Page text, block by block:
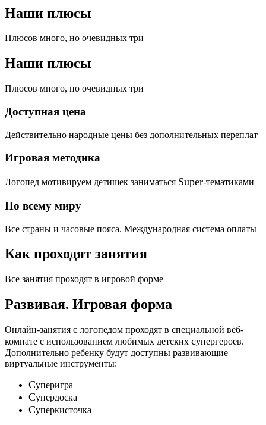
Наши плюсы
Плюсов много, но очевидных три
Наши плюсы
Плюсов много, но очевидных три
Доступная цена
Действительно народные цены без дополнительных переплат
Игровая методика
Логопед мотивируем детишек заниматься Super-тематиками
По всему миру
Все страны и часовые пояса. Международная система оплаты
Как проходят занятия
Все занятия проходят в игровой форме
Развивая. Игровая форма
Онлайн-занятия с логопедом проходят в специальной веб-
комнате с использованием любимых детских cупергероев.
Дополнительно ребенку будут доступны развивающие
виртуальные инструменты:
Cуперигра
Cупердоска
Cуперкисточка